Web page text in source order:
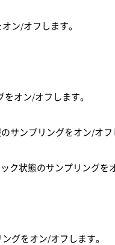
ン/オフします。
オン/オフします。
サンプリングをオン/オフ
ク状態のサンプリングを
グをオン/オフします。